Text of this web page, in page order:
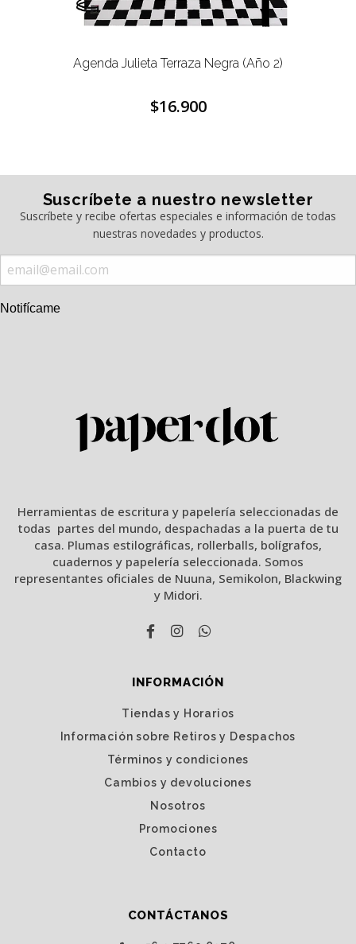
Agenda Julieta Terraza Negra (Año 2)
$16.900
Suscríbete a nuestro newsletter
Suscríbete y recibe ofertas especiales e información de todas
nuestras novedades y productos.
Notifícame
Herramientas de escritura y papelería seleccionadas de
todas partes del mundo, despachadas a la puerta de tu
casa. Plumas estilográficas, rollerballs, bolígrafos,
cuadernos y papelería seleccionada. Somos
representantes oficiales de Nuuna, Semikolon, Blackwing
y Midori.
INFORMACIÓN
Tiendas y Horarios
Información sobre Retiros y Despachos
Términos y condiciones
Cambios y devoluciones
Nosotros
Promociones
Contacto
CONTÁCTANOS